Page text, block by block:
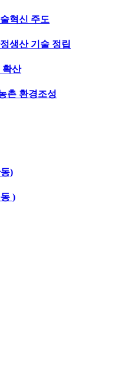
혁신 주도
생산 기술 정립
확산
촌 환경조성
)
)